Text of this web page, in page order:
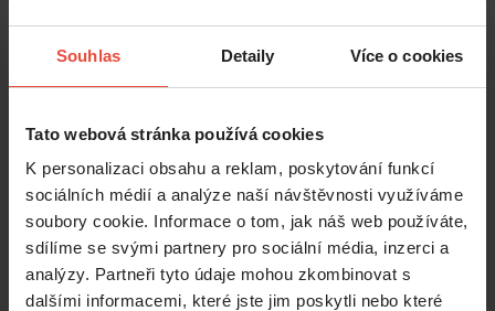
Souhlas Detaily Více o cookies
Tato webová stránka používá cookies
K personalizaci obsahu a reklam, poskytování funkcí
sociálních médií a analýze naší návštěvnosti využíváme
soubory cookie. Informace o tom, jak náš web používáte,
sdílíme se svými partnery pro sociální média, inzerci a
analýzy. Partneři tyto údaje mohou zkombinovat s
dalšími informacemi, které jste jim poskytli nebo které
Pronájem1+kk
7 500 Kč